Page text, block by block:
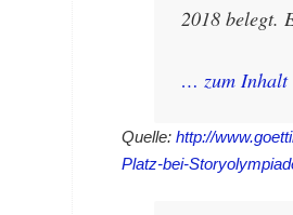
2018 belegt.
… zum Inhalt
Quelle: http://
Platz-bei-